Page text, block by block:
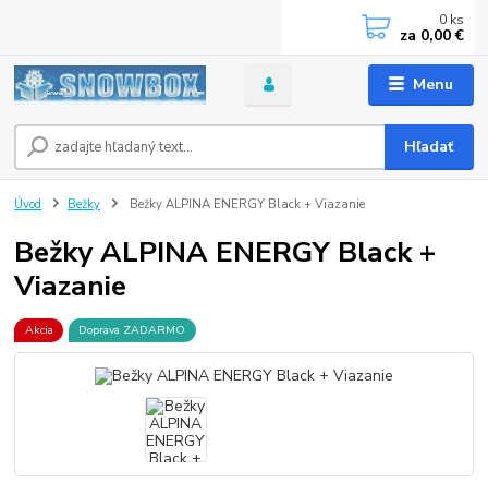
Menu
Hľadať
0 ks
za 0,00 €
Úvod Bežky Bežky ALPINA ENERGY Black + Viazanie
Bežky ALPINA ENERGY Black +
Viazanie
Akcia Doprava ZADARMO